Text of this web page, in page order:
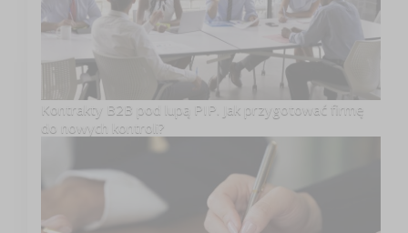
Kontrakty B2B pod lupą PIP. Jak przygotować firmę
do nowych kontroli?